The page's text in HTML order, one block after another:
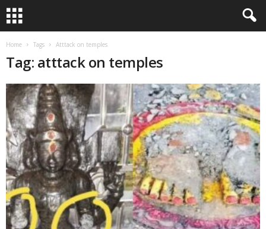
Home Tags Atttack on temples
Tag: atttack on temples